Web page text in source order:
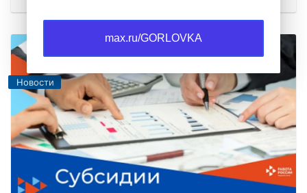
Новости
max.ru/GORLOVKA